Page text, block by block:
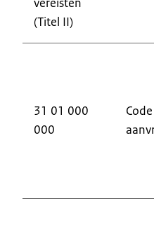
(Titel II)
31 01 000
000